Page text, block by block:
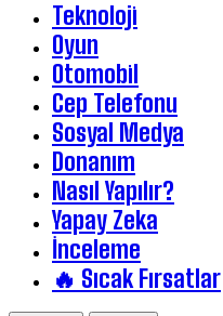
Teknoloji
Oyun
Otomobil
Cep Telefonu
Sosyal Medya
Donanım
Nasıl Yapılır?
Yapay Zeka
İnceleme
🔥 Sıcak Fırsatlar